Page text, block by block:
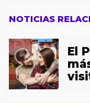
NOTICIAS
El